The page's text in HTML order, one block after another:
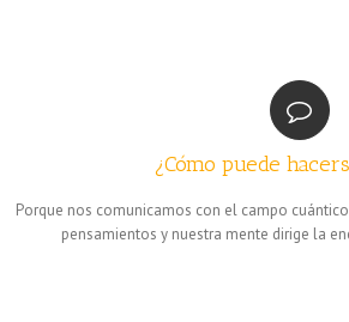
¿Cómo puede
Porque nos comunicamos con el campo
pensamientos y nuestra mente dirige la